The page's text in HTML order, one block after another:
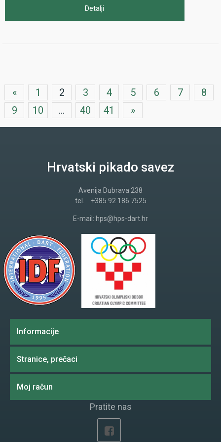
Detalji
« 1 2 3 4 5 6 7
8
9
10 ... 40 41 »
Hrvatski pikado savez
Avenija Dubrava 238
tel.
+385 92 186 7525
E-mail: hps@hps-dart.hr
Informacije
Stranice, prečaci
Moj račun
Pratite nas